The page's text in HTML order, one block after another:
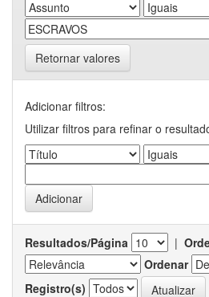
Retornar valores
Adicionar filtros:
Utilizar filtros para refinar o
Resultados/Página |
Ordenar
Registro(s)